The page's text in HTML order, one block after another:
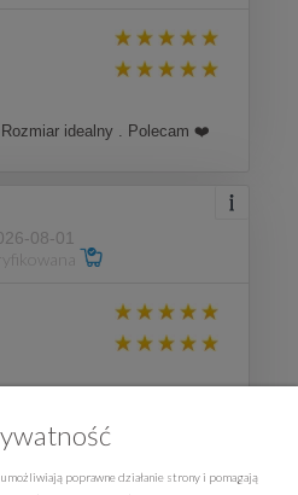
idealny . Polecam ❤️
08-01
opiniipoprawne działanie strony i pomagają